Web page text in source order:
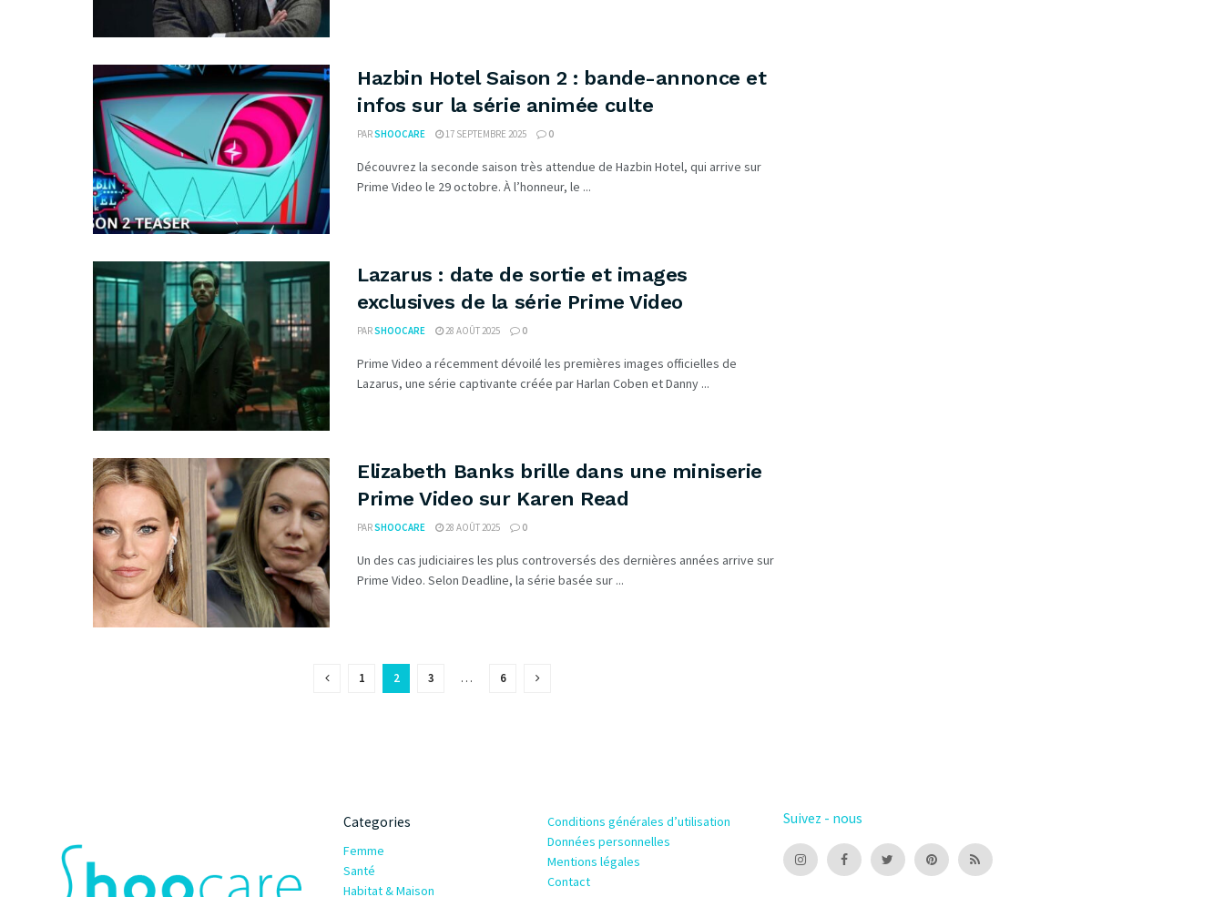
Hazbin Hotel Saison 2 : bande-annonce et
infos sur la série animée culte
PARSHOOCARE 17 SEPTEMBRE 2025 0
Découvrez la seconde saison très attendue de Hazbin Hotel, qui arrive sur
Prime Video le 29 octobre. À l’honneur, le ...
Lazarus : date de sortie et images
exclusives de la série Prime Video
PARSHOOCARE 28 AOÛT 2025 0
Prime Video a récemment dévoilé les premières images officielles de
Lazarus, une série captivante créée par Harlan Coben et Danny ...
Elizabeth Banks brille dans une miniserie
Prime Video sur Karen Read
PARSHOOCARE 28 AOÛT 2025 0
Un des cas judiciaires les plus controversés des dernières années arrive sur
Prime Video. Selon Deadline, la série basée sur ...
1 2 3 … 6
Categories
Femme
Santé
Habitat & Maison
Conditions générales d’utilisation
Données personnelles
Mentions légales
Contact
Suivez - nous